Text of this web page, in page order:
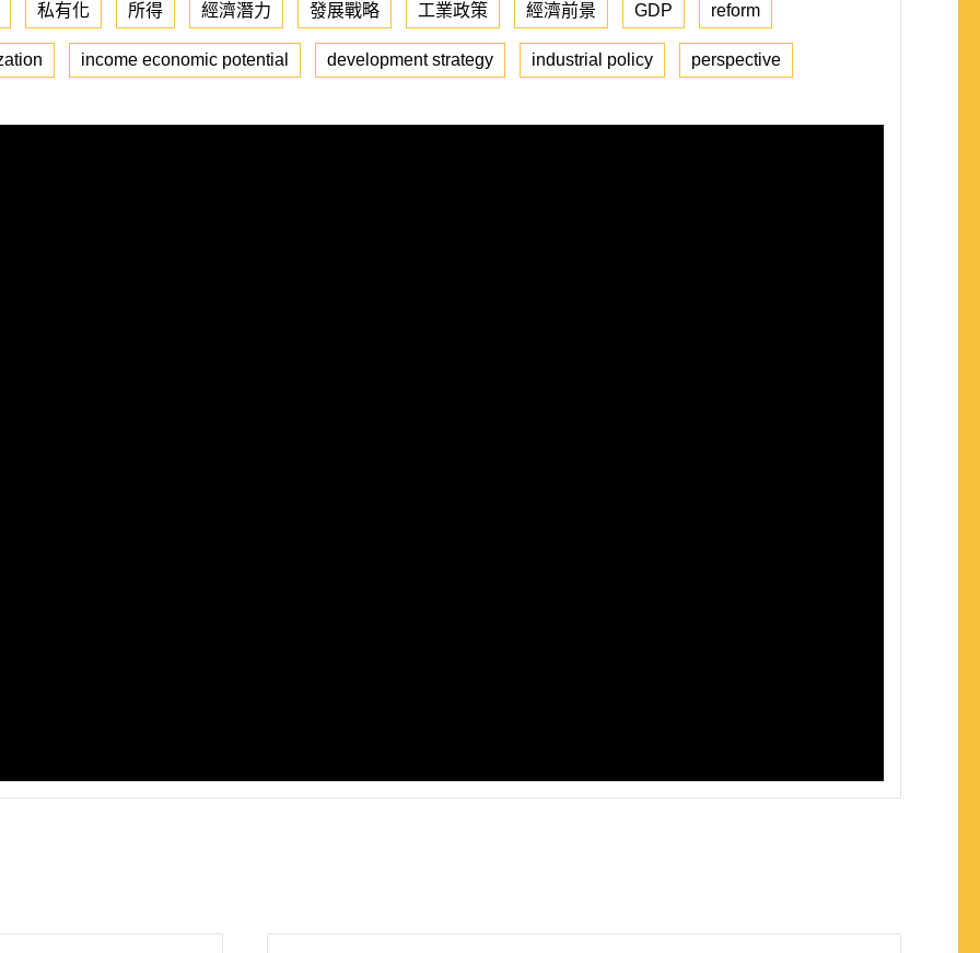
私有化 所得 經濟潛力 發展戰略 工業政策 經濟前景 GDP reform
income economic potential development strategy industrial policy perspective